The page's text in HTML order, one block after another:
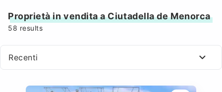
Proprietà in vendita a Ciutadella de Menorca
58 results
Recenti